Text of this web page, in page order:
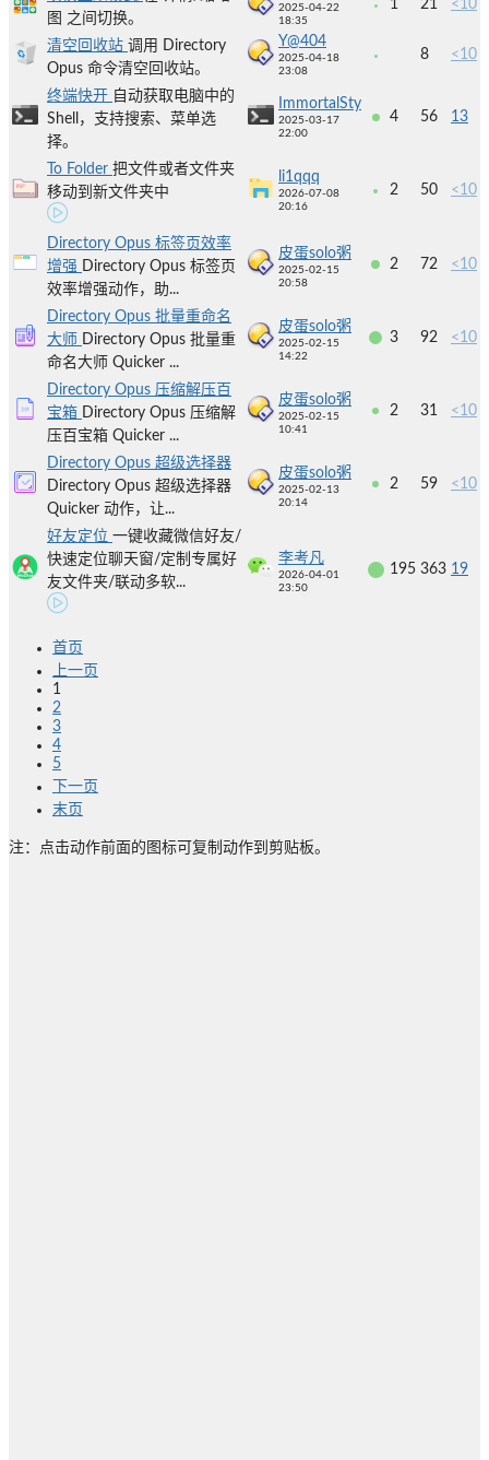
图 之间切换。
2025-04-22
18:35
1 21 <10
清空回收站 调用 Directory
Opus 命令清空回收站。
Y@404
2025-04-18
23:08
8 <10
终端快开 自动获取电脑中的
Shell，支持搜索、菜单选
择。
ImmortalSty
2025-03-17
22:00
4 56 13
To Folder 把文件或者文件夹
移动到新文件夹中
li1qqq
2026-07-08
20:16
2 50 <10
Directory Opus 标签页效率
增强 Directory Opus 标签页
效率增强动作，助...
皮蛋solo粥
2025-02-15
20:58
2 72 <10
Directory Opus 批量重命名
大师 Directory Opus 批量重
命名大师 Quicker ...
皮蛋solo粥
2025-02-15
14:22
3 92 <10
Directory Opus 压缩解压百
宝箱 Directory Opus 压缩解
压百宝箱 Quicker ...
皮蛋solo粥
2025-02-15
10:41
2 31 <10
Directory Opus 超级选择器
Directory Opus 超级选择器
Quicker 动作，让...
皮蛋solo粥
2025-02-13
20:14
2 59 <10
好友定位 一键收藏微信好友/
快速定位聊天窗/定制专属好
友文件夹/联动多软...
李考凡
2026-04-01
23:50
195 363 19
首页
上一页
1
2
3
4
5
下一页
末页
注：点击动作前面的图标可复制动作到剪贴板。